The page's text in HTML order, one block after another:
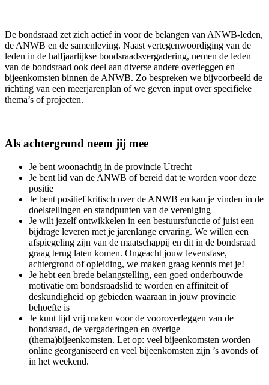
De bondsraad zet zich actief in voor de belangen van ANWB-leden,
de ANWB en de samenleving. Naast vertegenwoordiging van de
leden in de halfjaarlijkse bondsraadsvergadering, nemen de leden
van de bondsraad ook deel aan diverse andere overleggen en
bijeenkomsten binnen de ANWB. Zo bespreken we bijvoorbeeld de
richting van een meerjarenplan of we geven input over specifieke
thema’s of projecten.
Als achtergrond neem jij mee
Je bent woonachtig in de provincie Utrecht
Je bent lid van de ANWB of bereid dat te worden voor deze
positie
Je bent positief kritisch over de ANWB en kan je vinden in de
doelstellingen en standpunten van de vereniging
Je wilt jezelf ontwikkelen in een bestuursfunctie of juist een
bijdrage leveren met je jarenlange ervaring. We willen een
afspiegeling zijn van de maatschappij en dit in de bondsraad
graag terug laten komen. Ongeacht jouw levensfase,
achtergrond of opleiding, we maken graag kennis met je!
Je hebt een brede belangstelling, een goed onderbouwde
motivatie om bondsraadslid te worden en affiniteit of
deskundigheid op gebieden waaraan in jouw provincie
behoefte is
Je kunt tijd vrij maken voor de vooroverleggen van de
bondsraad, de vergaderingen en overige
(thema)bijeenkomsten. Let op: veel bijeenkomsten worden
online georganiseerd en veel bijeenkomsten zijn ’s avonds of
in het weekend.